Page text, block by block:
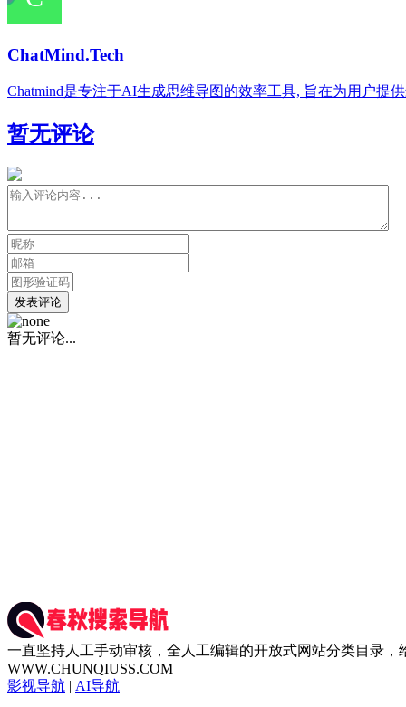
ChatMind.Tech
Chatmind是专注于AI生成思维导图的效率工具, 旨在为用户提
暂无评论
发表评论
暂无评论...
一直坚持人工手动审核，全人工编辑的开放式网站分类目录
WWW.CHUNQIUSS.COM
影视导航 | AI导航